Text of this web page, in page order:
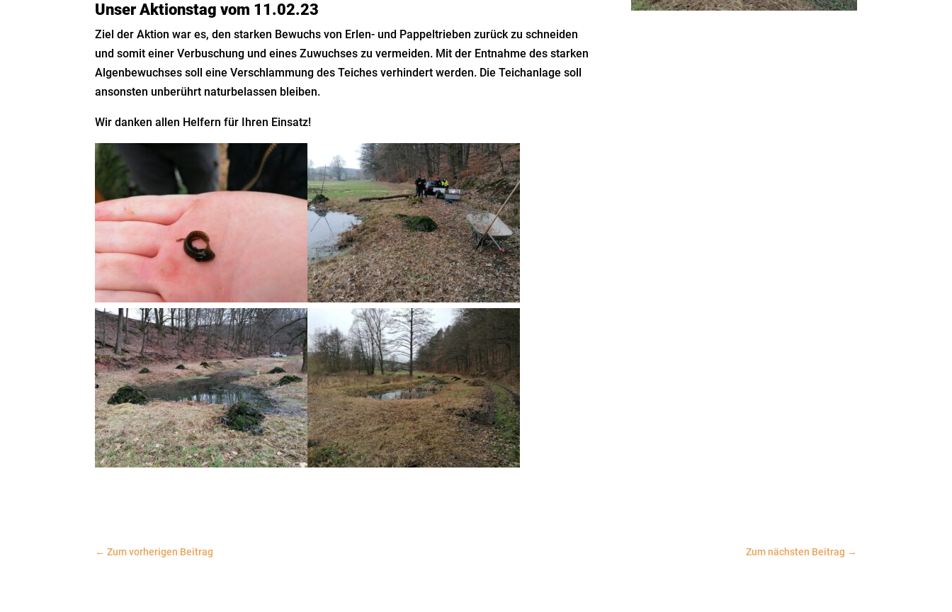
Unser Aktionstag vom 11.02.23
Ziel der Aktion war es, den starken Bewuchs von Erlen- und Pappeltrieben zurück zu schneiden
und somit einer Verbuschung und eines Zuwuchses zu vermeiden. Mit der Entnahme des starken
Algenbewuchses soll eine Verschlammung des Teiches verhindert werden. Die Teichanlage soll
ansonsten unberührt naturbelassen bleiben.
Wir danken allen Helfern für Ihren Einsatz!
←Zum vorherigen Beitrag Zum nächsten Beitrag →